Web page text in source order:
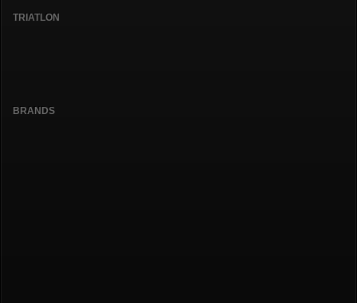
TRIATLON
BRANDS